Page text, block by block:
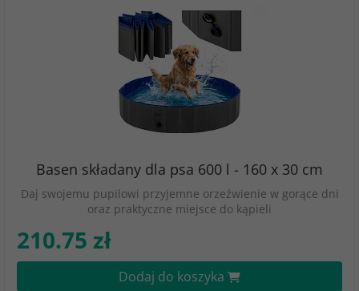
Basen składany dla psa 600 l - 160 x 30 cm
Daj swojemu pupilowi przyjemne orzeźwienie w gorące dni
oraz praktyczne miejsce do kąpieli
210.75 zł
Dodaj do koszyka